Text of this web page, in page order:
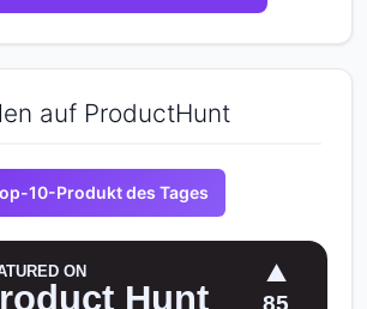
auf ProductHunt
10-Produkt des Tages